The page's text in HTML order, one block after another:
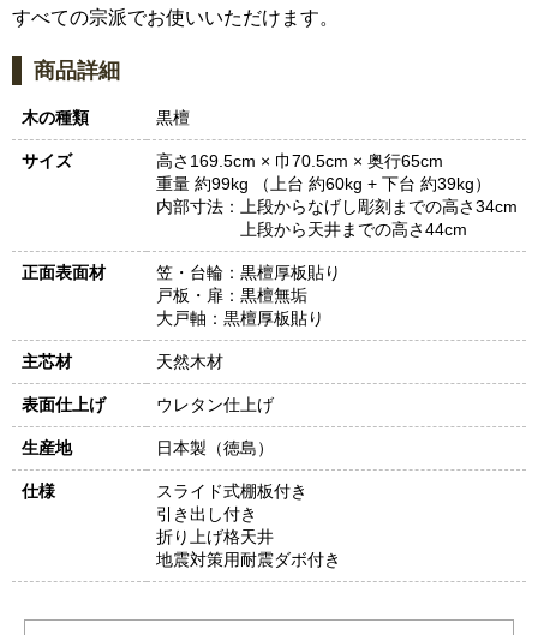
すべての宗派でお使いいただけます。
商品詳細
木の種類 黒檀
サイズ
高さ169.5cm × 巾70.5cm × 奥行65cm
重量 約99kg （上台 約60kg + 下台 約39kg）
内部寸法： 上段からなげし彫刻までの高さ34cm
上段から天井までの高さ44cm
正面表面材
笠・台輪：黒檀厚板貼り
戸板・扉：黒檀無垢
大戸軸：黒檀厚板貼り
主芯材 天然木材
表面仕上げ ウレタン仕上げ
生産地 日本製（徳島）
仕様
スライド式棚板付き
引き出し付き
折り上げ格天井
地震対策用耐震ダボ付き